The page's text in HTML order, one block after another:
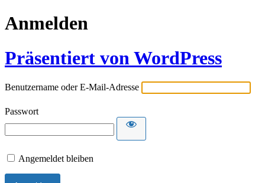
Anmelden
Präsentiert von WordPress
Benutzername oder E-Mail-Adresse
Passwort
Angemeldet bleiben